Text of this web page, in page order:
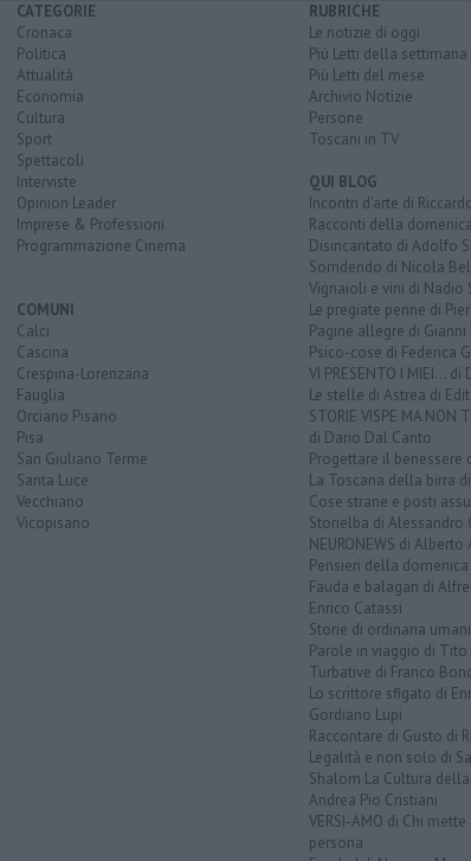
CATEGORIE
Cronaca
Politica
Attualità
Economia
Cultura
Sport
Spettacoli
Interviste
Opinion Leader
Imprese & Professioni
Programmazione Cinema
COMUNI
Calci
Cascina
Crespina-Lorenzana
Fauglia
Orciano Pisano
Pisa
San Giuliano Terme
Santa Luce
Vecchiano
Vicopisano
RUBRICHE
Le notizie di oggi
Più Letti della settimana
Più Letti del mese
Archivio Notizie
Persone
Toscani in TV
QUI BLOG
Incontri d'arte di
Racconti della
Disincantato di Adolfo
Sorridendo di Nicola
Vignaioli e vini di Nadio
Le pregiate penne di
Pagine allegre di Gianni
Psico-cose di Federica
VI PRESENTO I MIEI...
Le stelle di Astrea di
STORIE VISPE MA NON
di Dario Dal Canto
Progettare il benessere
La Toscana della birra
Cose strane e posti
Storielba di Alessandro
NEURONEWS di Alberto
Pensieri della
Fauda e balagan di
Enrico Catassi
Storie di ordinaria
Parole in viaggio di Tito
Turbative di Franco
Lo scrittore sfigato di
Gordiano Lupi
Raccontare di Gusto di
Legalità e non solo di
Shalom La Cultura
Andrea Pio Cristiani
VERSI-AMO di Chi
persona